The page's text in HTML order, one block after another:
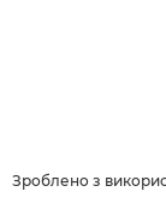
Зроблено з